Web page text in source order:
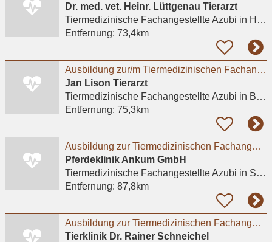
Dr. med. vet. Heinr. Lüttgenau Tierarzt
Tiermedizinische Fachangestellte Azubi in Hückeswagen
Entfernung: 73,4km
Ausbildung zur/m Tiermedizinischen Fachangestellten (m/w/d) - Praktikum möglich
Jan Lison Tierarzt
Tiermedizinische Fachangestellte Azubi in Bottrop, Vonderort
Entfernung: 75,3km
Ausbildung zur Tiermedizinischen Fachangestellten / TFA (m/w/d) 2027
Pferdeklinik Ankum GmbH
Tiermedizinische Fachangestellte Azubi in Sankt Johann
Entfernung: 87,8km
Ausbildung zur Tiermedizinischen Fachangestellten / TFA (m/w/d) 2027
Tierklinik Dr. Rainer Schneichel